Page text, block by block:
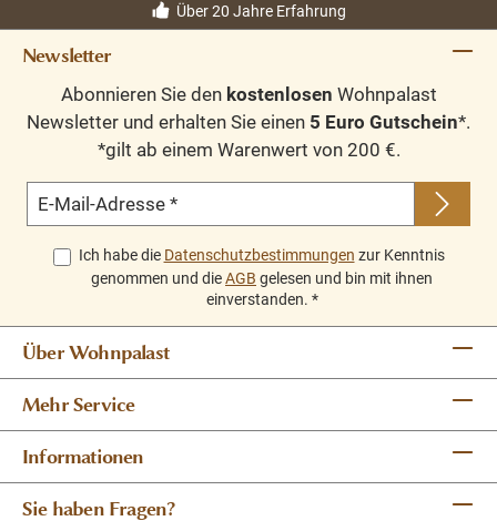
Über 20 Jahre Erfahrung
Newsletter
Abonnieren Sie den kostenlosen Wohnpalast
Newsletter und erhalten Sie einen 5 Euro Gutschein*.
*gilt ab einem Warenwert von 200 €.
E-Mail-Adresse *
Ich habe die Datenschutzbestimmungen zur Kenntnis
genommen und dieAGB gelesen und bin mit ihnen
einverstanden. *
Über Wohnpalast
Mehr Service
Informationen
Sie haben Fragen?